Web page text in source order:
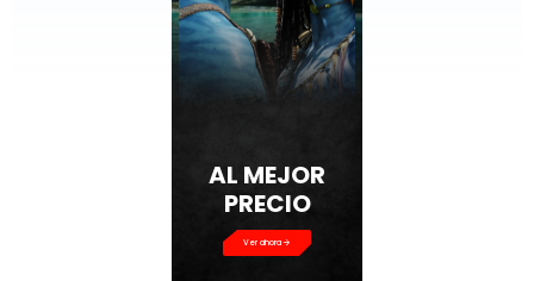
AL MEJOR
PRECIO
Ver ahora